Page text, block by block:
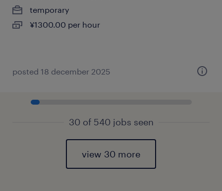
temporary
¥1300.00 per hour
posted 18 december 2025
30 of 540 jobs seen
view 30 more